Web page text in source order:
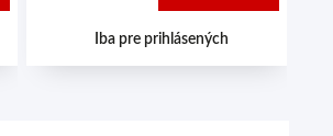
Iba pre prihlásených